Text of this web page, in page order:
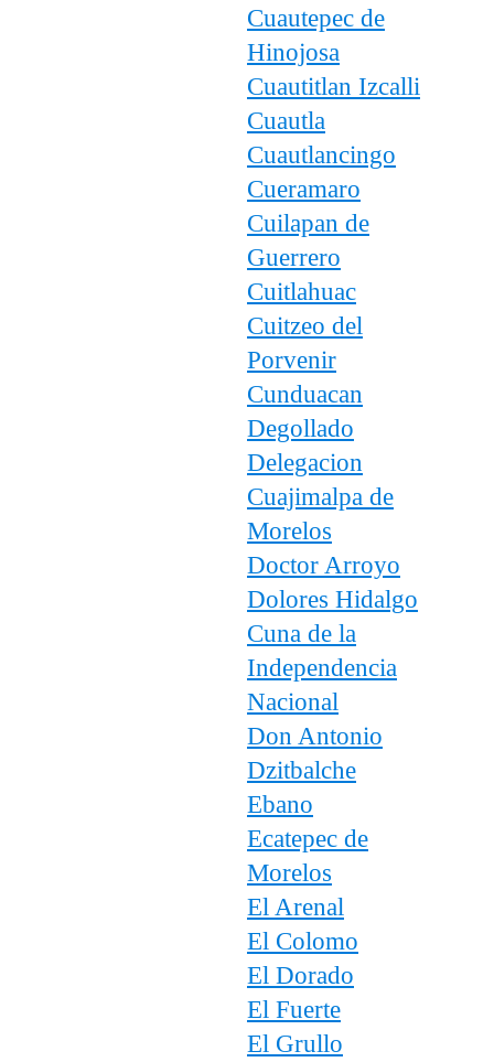
Cuautepec de
Hinojosa
Cuautitlan Izcalli
Cuautla
Cuautlancingo
Cueramaro
Cuilapan de
Guerrero
Cuitlahuac
Cuitzeo del
Porvenir
Cunduacan
Degollado
Delegacion
Cuajimalpa de
Morelos
Doctor Arroyo
Dolores Hidalgo
Cuna de la
Independencia
Nacional
Don Antonio
Dzitbalche
Ebano
Ecatepec de
Morelos
El Arenal
El Colomo
El Dorado
El Fuerte
El Grullo